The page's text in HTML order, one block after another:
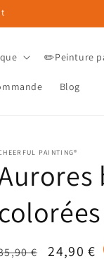
✏️Peinture
Blog
PAINTING®
€
Prix
24,90 €